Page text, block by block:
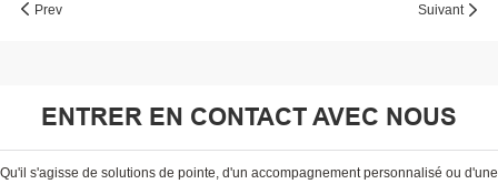
Prev Suivant
ENTRER EN CONTACT AVEC NOUS
Qu'il s'agisse de solutions de pointe, d'un accompagnement personnalisé ou d'une